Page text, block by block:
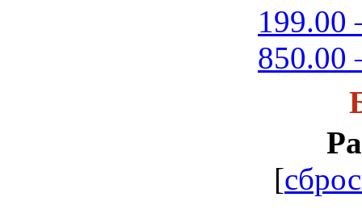
199.00
850.00
[